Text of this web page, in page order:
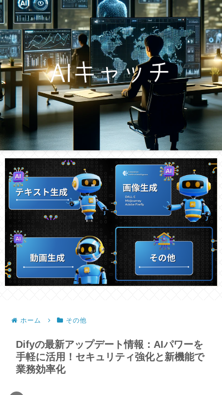
ホーム その他
Difyの最新アップデート情報：AIパワーを
手軽に活用！セキュリティ強化と新機能で
業務効率化